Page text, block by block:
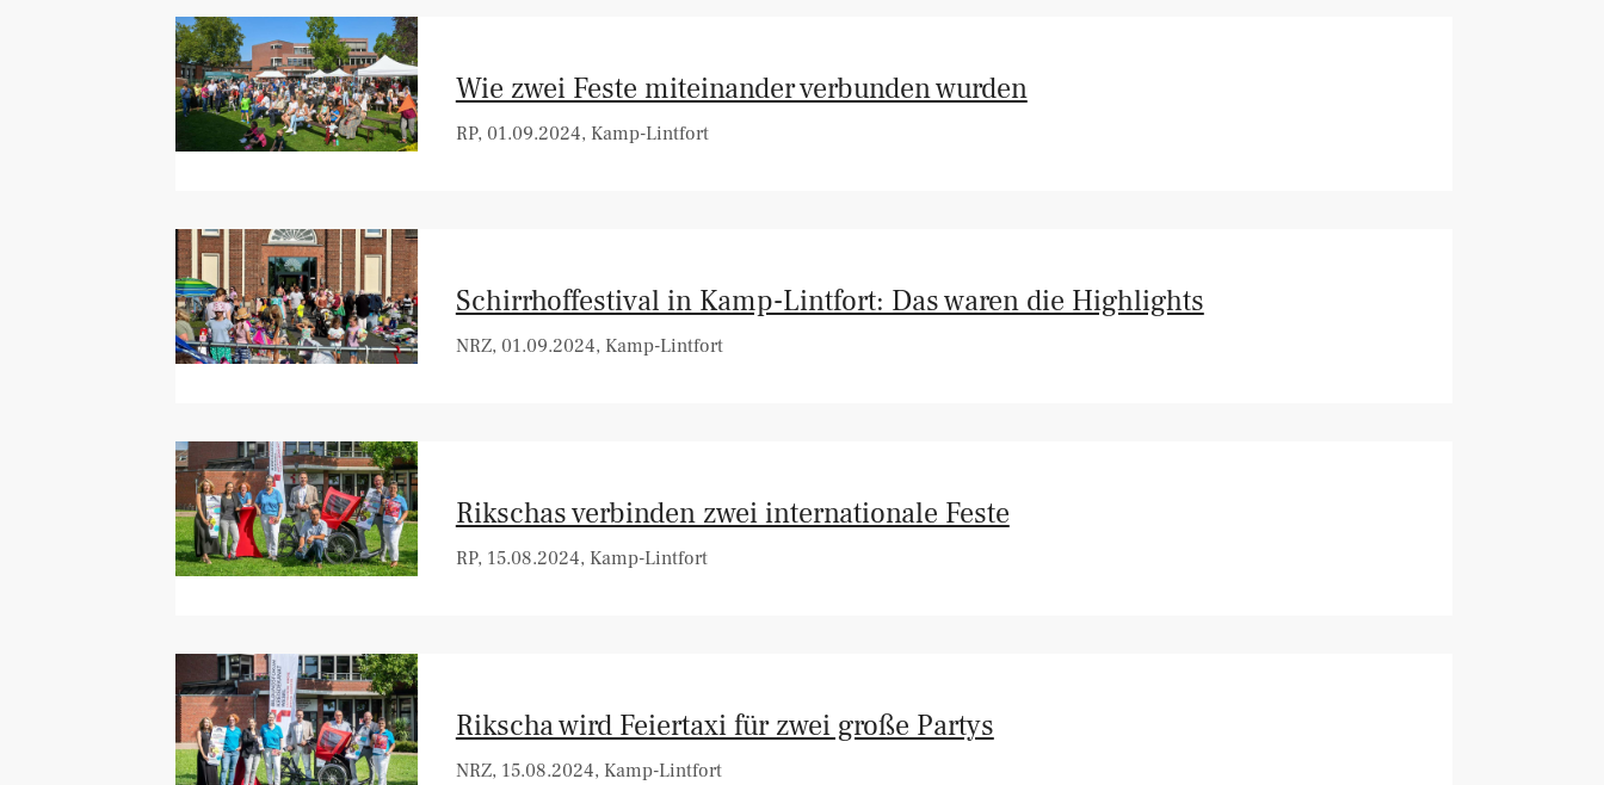
Wie zwei Feste miteinander verbunden wurden
RP, 01.09.2024, Kamp-Lintfort
Schirrhoffestival in Kamp-Lintfort: Das waren die Highlights
NRZ, 01.09.2024, Kamp-Lintfort
Rikschas verbinden zwei internationale Feste
RP, 15.08.2024, Kamp-Lintfort
Rikscha wird Feiertaxi für zwei große Partys
NRZ, 15.08.2024, Kamp-Lintfort